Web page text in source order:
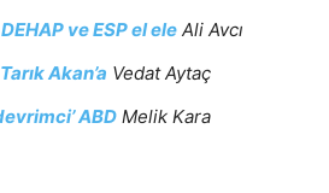
ve ESP el ele Ali Avcı
Akan’a Vedat Aytaç
ABD Melik Kara